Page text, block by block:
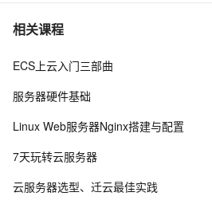
7 卖爆了！阿里云99元服务器新老用户
8 百度搜索：蓝易云 ，Linux Debian11
10 使用阿里云服务器ESC部署Flask项
相关课程
ECS上云入门三部曲
服务器硬件基础
Linux Web服务器Nginx搭建与配置
7天玩转云服务器
云服务器选型、迁云最佳实践